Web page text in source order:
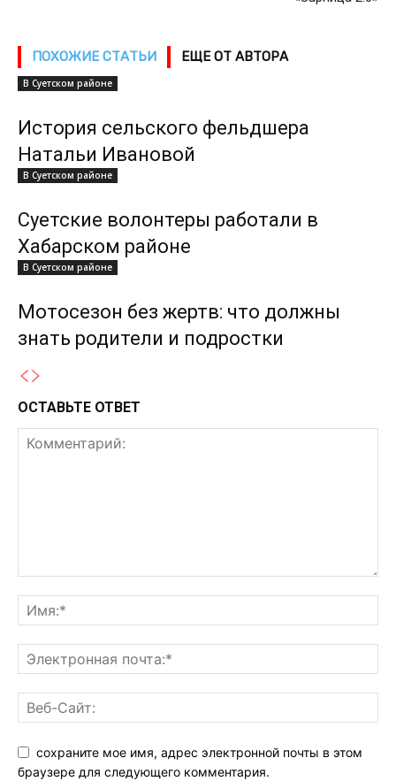
ПОХОЖИЕ СТАТЬИ ЕЩЕ ОТ АВТОРА
В Суетском районе
История сельского фельдшера
Натальи Ивановой
В Суетском районе
Суетские волонтеры работали в
Хабарском районе
В Суетском районе
Мотосезон без жертв: что должны
знать родители и подростки
ОСТАВЬТЕ ОТВЕТ
сохраните мое имя, адрес электронной почты в этом
браузере для следующего комментария.